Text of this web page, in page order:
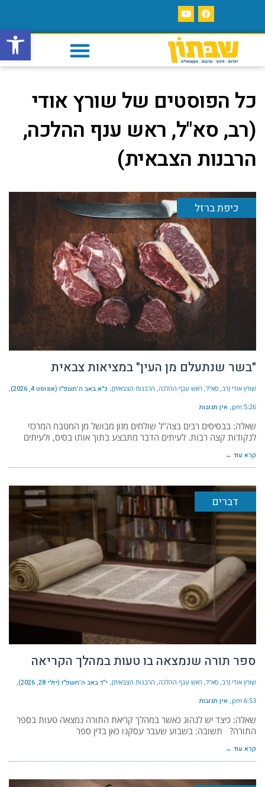
פתח
כל הפוסטים של שורץ אודי
(רב, סא"ל, ראש ענף ההלכה,
הרבנות הצבאית)
כיפת ברזל
"בשר שנתעלם מן העין" במציאות צבאית
שורץ אודי (רב, סא"ל, ראש ענף ההלכה, הרבנות הצבאית) כ״א באב ה׳תשפ״ו (אוגוסט 4, 2026)
5:26 pm אין תגובות
שאלה: בבסיסים רבים בצה"ל שולחים מזון מבושל מן המטבח המרכזי
לנקודות קצה רבות. לעיתים הדבר מתבצע בתוך אותו בסיס, ולעיתים
קרא עוד ←
דברים
ספר תורה שנמצאה בו טעות במהלך הקריאה
שורץ אודי (רב, סא"ל, ראש ענף ההלכה, הרבנות הצבאית) י״ד באב ה׳תשפ״ו (יולי 28, 2026)
6:53 pm אין תגובות
שאלה: כיצד יש לנהוג כאשר במהלך קריאת התורה נמצאה טעות בספר
התורה? תשובה: בשבוע שעבר עסקנו כאן בדין ספר
קרא עוד ←